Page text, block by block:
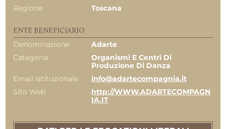
Regione
Toscana
ENTE BENEFICIARIO
Denominazione
Adarte
Categoria
Organismi E Centri Di
Produzione Di Danza
Email Istituzionale
info@adartecompagnia.it
Sito Web
http://WWW.ADARTECOMPAGN
IA.IT